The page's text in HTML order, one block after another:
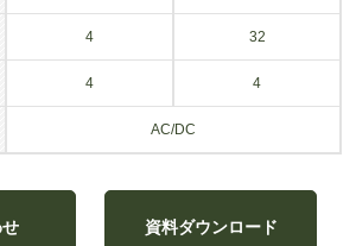
4 32
4 4
AC/DC
資料ダウンロード